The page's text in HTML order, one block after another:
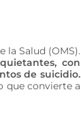
la Salud (OMS).
con
de suicidio.
que convierte a